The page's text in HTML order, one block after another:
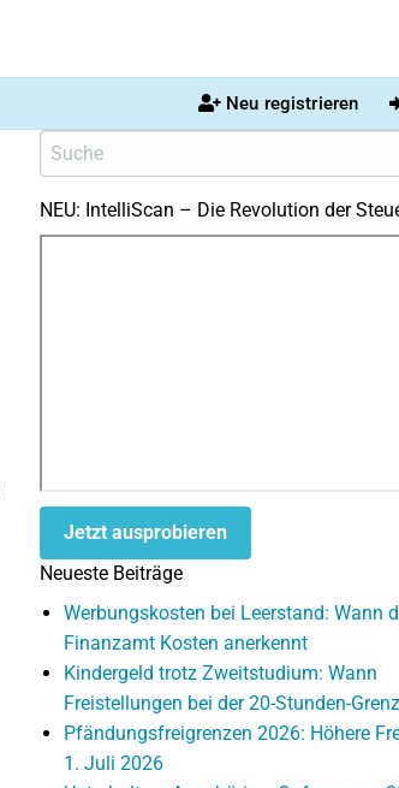
Neu registrieren
NEU: IntelliScan – Die Revolution der
Jetzt ausprobieren
Neueste Beiträge
Werbungskosten bei Leerstand: Wann
Finanzamt Kosten anerkennt
Kindergeld trotz Zweitstudium: Wann
Freistellungen bei der 20-Stunden-
Pfändungsfreigrenzen 2026: Höhere
1. Juli 2026